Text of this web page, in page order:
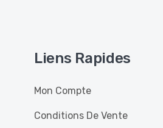
Liens Rapides
Mon Compte
Conditions De Vente